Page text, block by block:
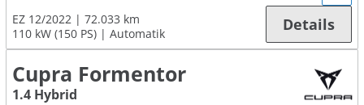
EZ 12/2022
72.033 km
110 kW (150 PS)
Automatik Details
Cupra Formentor
1.4 Hybrid